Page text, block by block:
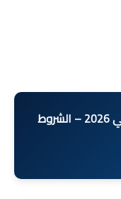
فتح التسجيل في جمعية الفجر الشبابي 2026 – الشروط